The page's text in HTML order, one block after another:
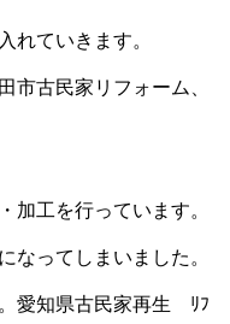
れていきます。
加工を行っています。
なってしまいました。